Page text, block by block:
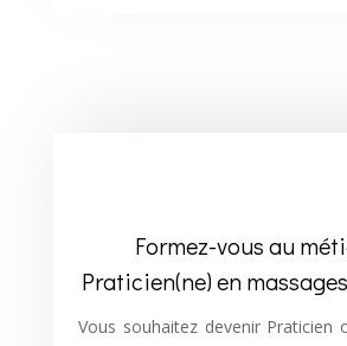
Formez-vous au
Praticien(ne) en
Vous souhaitez devenir Praticien